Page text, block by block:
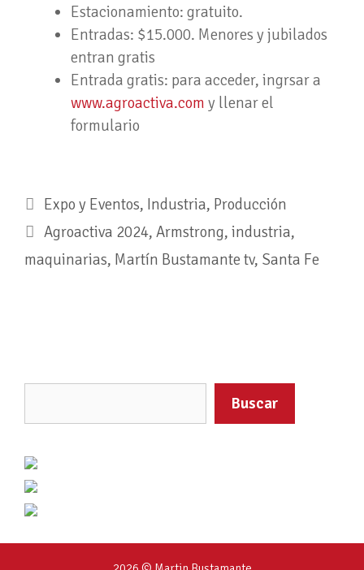
Estacionamiento: gratuito.
Entradas: $15.000. Menores y jubilados
entran gratis
Entrada gratis: para acceder, ingrsar a
www.agroactiva.com y llenar el
formulario
Expo y Eventos, Industria, Producción
Agroactiva 2024,Armstrong,industria,
maquinarias, Martín Bustamante tv, Santa Fe
Buscar